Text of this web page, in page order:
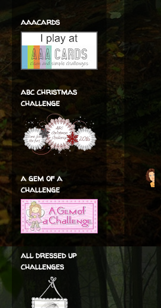
aaacards
abc christmas
challenge
a gem of a
challenge
all dressed up
challenges